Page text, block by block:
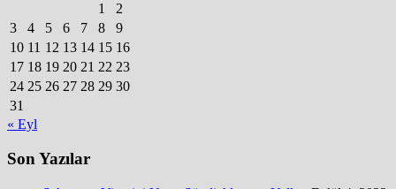
1
2
3
4 5 6 7 8
9
10 11 12 13 14 15 16
17 18 19 20 21 22 23
24 25 26 27 28 29 30
31
« Eyl
Son Yazılar